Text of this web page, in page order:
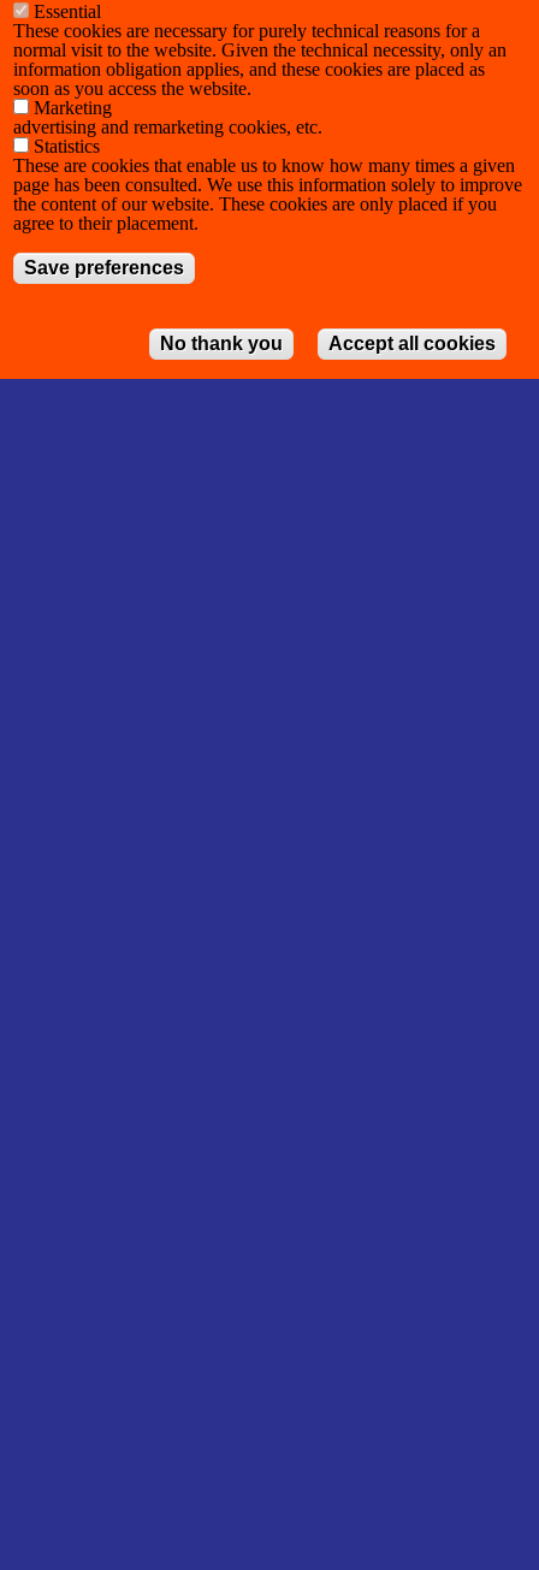
Essential
These cookies are necessary for purely technical reasons for a
normal visit to the website. Given the technical necessity, only an
information obligation applies, and these cookies are placed as
soon as you access the website.
Marketing
advertising and remarketing cookies, etc.
Statistics
These are cookies that enable us to know how many times a given
page has been consulted. We use this information solely to improve
the content of our website. These cookies are only placed if you
agree to their placement.
Save preferences
No thank you Accept all cookies